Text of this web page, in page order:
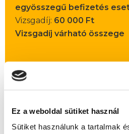
Ez a weboldal sütiket használ
Sütiket használunk a tartalmak
egyösszegű befizetés
Vizsgadíj: 60 000 Ft
Vizsgadíj várható összege